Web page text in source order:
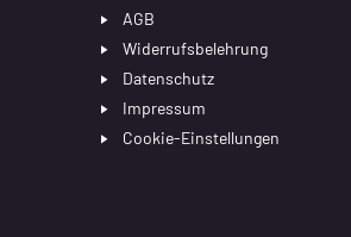
AGB
Widerrufsbelehrung
Datenschutz
Impressum
Cookie-Einstellungen